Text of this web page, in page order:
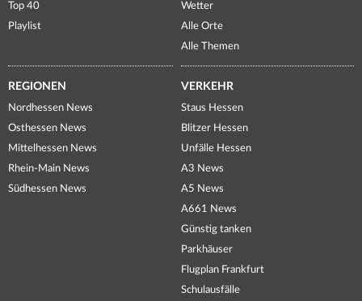
Top 40
Playlist
Wetter
Alle Orte
Alle Themen
REGIONEN
Nordhessen News
Osthessen News
Mittelhessen News
Rhein-Main News
Südhessen News
VERKEHR
Staus Hessen
Blitzer Hessen
Unfälle Hessen
A3 News
A5 News
A661 News
Günstig tanken
Parkhäuser
Flugplan Frankfurt
Schulausfälle